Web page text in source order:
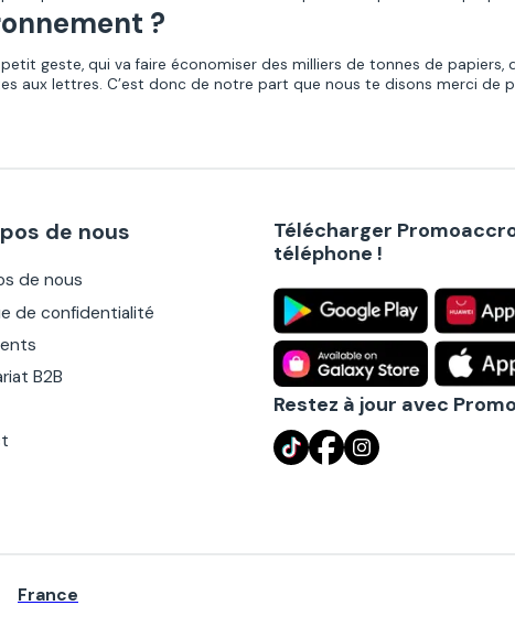
?
geste, qui va faire économiser des milliers de tonnes de papiers,
aux lettres. C’est donc de notre part que nous te disons merci de
de nous
de nous
de confidentialité
B2B
Télécharger
téléphone !
Restez à jour avec
France